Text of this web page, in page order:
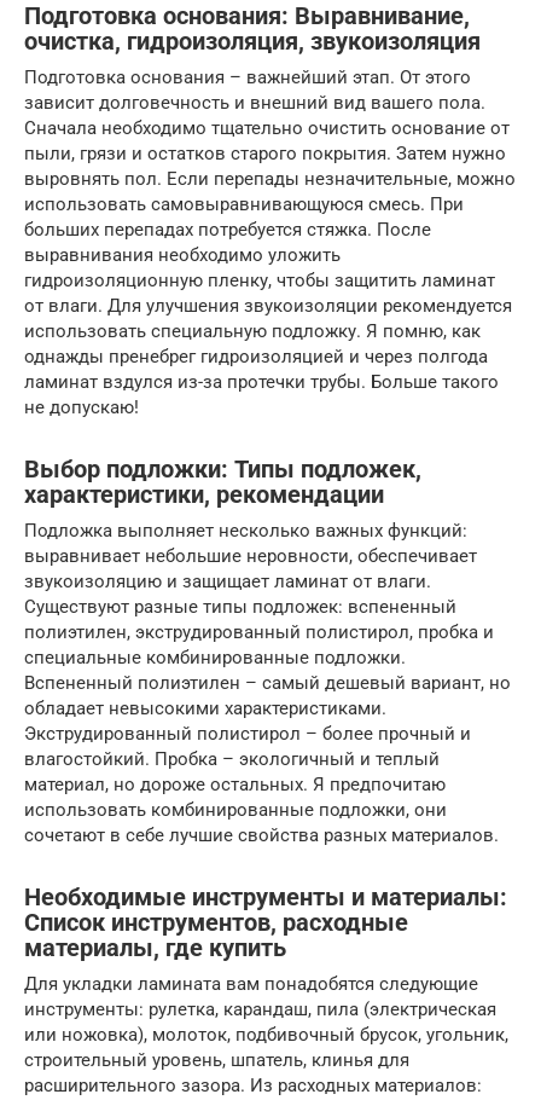
Подготовка основания: Выравнивание,
очистка, гидроизоляция, звукоизоляция
Подготовка основания – важнейший этап. От этого
зависит долговечность и внешний вид вашего пола.
Сначала необходимо тщательно очистить основание от
пыли, грязи и остатков старого покрытия. Затем нужно
выровнять пол. Если перепады незначительные, можно
использовать самовыравнивающуюся смесь. При
больших перепадах потребуется стяжка. После
выравнивания необходимо уложить
гидроизоляционную пленку, чтобы защитить ламинат
от влаги. Для улучшения звукоизоляции рекомендуется
использовать специальную подложку. Я помню, как
однажды пренебрег гидроизоляцией и через полгода
ламинат вздулся из-за протечки трубы. Больше такого
не допускаю!
Выбор подложки: Типы подложек,
характеристики, рекомендации
Подложка выполняет несколько важных функций:
выравнивает небольшие неровности, обеспечивает
звукоизоляцию и защищает ламинат от влаги.
Существуют разные типы подложек: вспененный
полиэтилен, экструдированный полистирол, пробка и
специальные комбинированные подложки.
Вспененный полиэтилен – самый дешевый вариант, но
обладает невысокими характеристиками.
Экструдированный полистирол – более прочный и
влагостойкий. Пробка – экологичный и теплый
материал, но дороже остальных. Я предпочитаю
использовать комбинированные подложки, они
сочетают в себе лучшие свойства разных материалов.
Необходимые инструменты и материалы:
Список инструментов, расходные
материалы, где купить
Для укладки ламината вам понадобятся следующие
инструменты: рулетка, карандаш, пила (электрическая
или ножовка), молоток, подбивочный брусок, угольник,
строительный уровень, шпатель, клинья для
расширительного зазора. Из расходных материалов: